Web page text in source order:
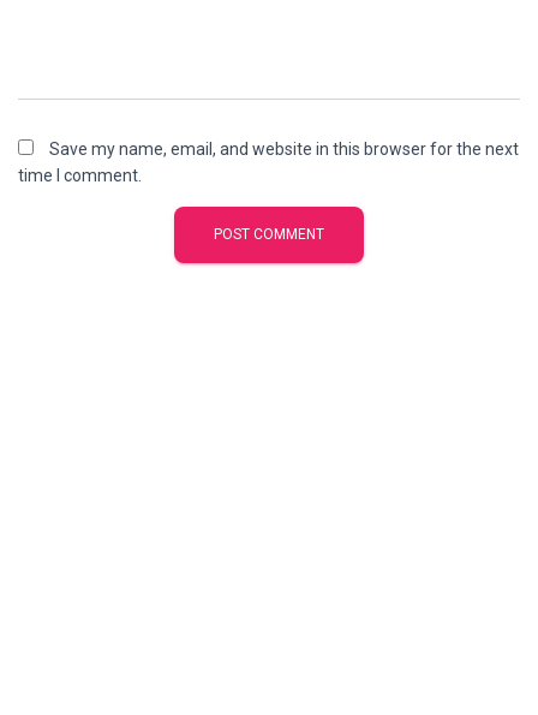
Save my name, email, and website in this browser for the next
time I comment.